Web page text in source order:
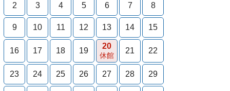
2 3 4 5 6 7 8
9 10 11 12 13 14 15
16 17 18 19
20
休館
21 22
23 24 25 26 27 28 29